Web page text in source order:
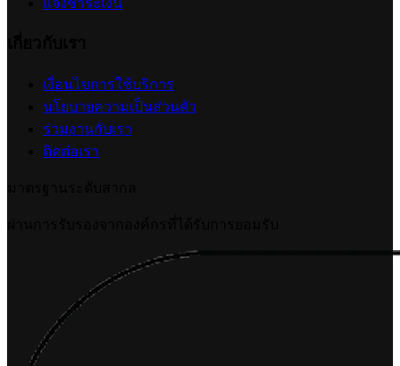
การตั้งค่าจำกัดจำนวนสั่งซื้อสินค้าต่อออเดอร์
2026-07-09 18:06:16